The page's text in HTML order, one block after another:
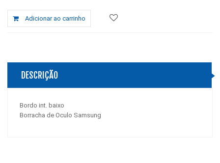
Adicionar ao carrinho
DESCRIÇÃO
Bordo int. baixo
Borracha de Oculo Samsung